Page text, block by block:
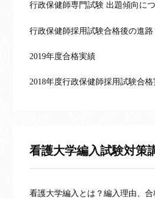
行政保健師専門試験 出題傾向に
行政保健師採用試験合格後の進路
2019年度合格実績
2018年度行政保健師採用試験合格
看護大学編入試験対策
看護大学編入とは？編入理由、